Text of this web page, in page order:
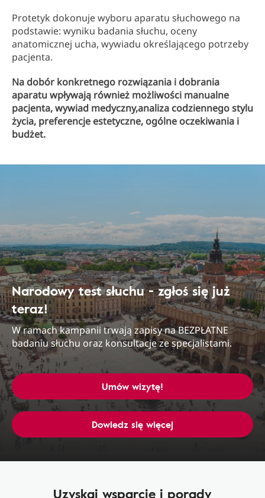
Protetyk dokonuje wyboru aparatu słuchowego na
podstawie: wyniku badania słuchu, oceny
anatomicznej ucha, wywiadu określającego potrzeby
pacjenta.
Na dobór konkretnego rozwiązania i dobrania
aparatu wpływają również możliwości manualne
pacjenta, wywiad medyczny,analiza codziennego stylu
życia, preferencje estetyczne, ogólne oczekiwania i
budżet.
Narodowy test słuchu - zgłoś się już
teraz!
W ramach kampanii trwają zapisy na BEZPŁATNE
badaniu słuchu oraz konsultacje ze specjalistami.
Umów wizytę!
Dowiedz się więcej
Uzyskaj wsparcie i porady